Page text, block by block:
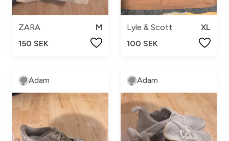
ZARA
M
150 SEK
Lyle & Scott
XL
100 SEK
Adam Adam